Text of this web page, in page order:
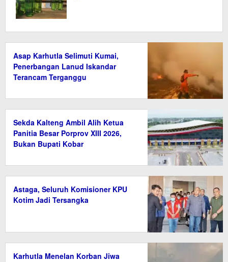
Asap Karhutla Selimuti Kumai,
Penerbangan Lanud Iskandar
Terancam Terganggu
Sekda Kalteng Ambil Alih Ketua
Panitia Besar Porprov XIII 2026,
Bukan Bupati Kobar
Astaga, Seluruh Komisioner KPU
Kotim Jadi Tersangka
Karhutla Menelan Korban Jiwa